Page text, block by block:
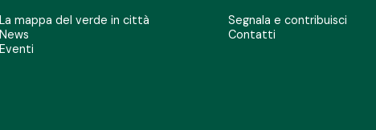
La mappa del verde in città
News
Eventi
Segnala e contribuisci
Contatti